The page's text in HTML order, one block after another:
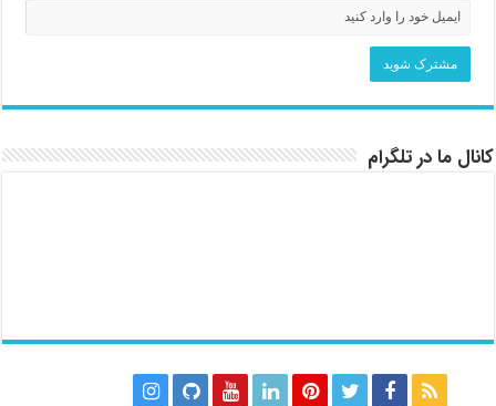
کانال ما در تلگرام